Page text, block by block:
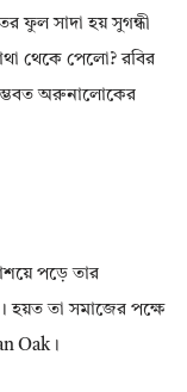
ফুল সাদা হয় সুগন্ধী
থেকে পেলো? রবির
অরুনালোকের
পড়ে তার
হয়ত তা সমাজের পক্ষে
Oak।